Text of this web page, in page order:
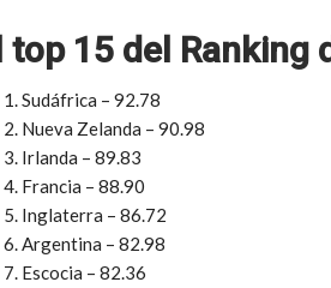
top 15 del Ranking
Sudáfrica – 92.78
Nueva Zelanda – 90.98
Irlanda – 89.83
Francia – 88.90
Inglaterra – 86.72
Argentina – 82.98
Escocia – 82.36